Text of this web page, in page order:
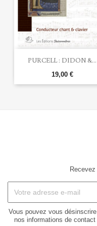
PURCELL : DIDON &...
19,00 €
Vous pouvez vous
nos informations de